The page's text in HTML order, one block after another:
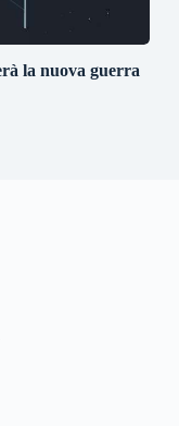
la nuova guerra